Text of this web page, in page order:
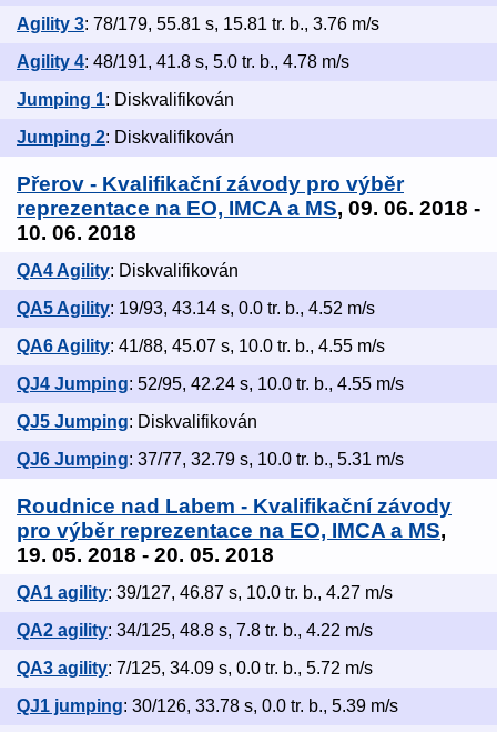
Agility 3: 78/179, 55.81 s, 15.81 tr. b., 3.76 m/s
Agility 4: 48/191, 41.8 s, 5.0 tr. b., 4.78 m/s
Jumping 1: Diskvalifikován
Jumping 2: Diskvalifikován
Přerov - Kvalifikační závody pro výběr
reprezentace na EO, IMCA a MS, 09. 06. 2018 -
10. 06. 2018
QA4 Agility: Diskvalifikován
QA5 Agility: 19/93, 43.14 s, 0.0 tr. b., 4.52 m/s
QA6 Agility: 41/88, 45.07 s, 10.0 tr. b., 4.55 m/s
QJ4 Jumping: 52/95, 42.24 s, 10.0 tr. b., 4.55 m/s
QJ5 Jumping: Diskvalifikován
QJ6 Jumping: 37/77, 32.79 s, 10.0 tr. b., 5.31 m/s
Roudnice nad Labem - Kvalifikační závody
pro výběr reprezentace na EO, IMCA a MS,
19. 05. 2018 - 20. 05. 2018
QA1 agility: 39/127, 46.87 s, 10.0 tr. b., 4.27 m/s
QA2 agility: 34/125, 48.8 s, 7.8 tr. b., 4.22 m/s
QA3 agility: 7/125, 34.09 s, 0.0 tr. b., 5.72 m/s
QJ1 jumping: 30/126, 33.78 s, 0.0 tr. b., 5.39 m/s